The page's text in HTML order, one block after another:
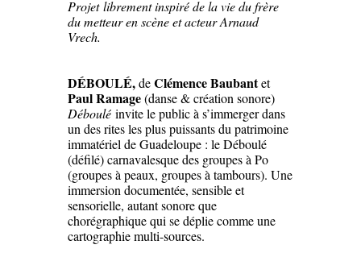
Projet librement inspiré de la vie du frère
du metteur en scène et acteur Arnaud
Vrech.
DÉBOULÉ,deClémence Baubantet
Paul Ramage(danse & création sonore)
Déboulé invite le public à s’immerger dans
un des rites les plus puissants du patrimoine
immatériel de Guadeloupe : le Déboulé
(défilé) carnavalesque des groupes à Po
(groupes à peaux, groupes à tambours). Une
immersion documentée, sensible et
sensorielle, autant sonore que
chorégraphique qui se déplie comme une
cartographie multi-sources.